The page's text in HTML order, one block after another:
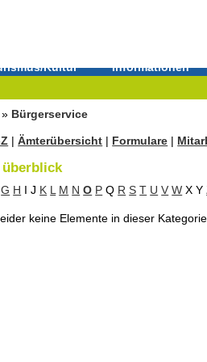
Kultur
Informationen
» Bürgerservice
|Ämterübersicht | Formulare |
G H I J K L M N O P Q R S T U V W X Y
keine Elemente in dieser